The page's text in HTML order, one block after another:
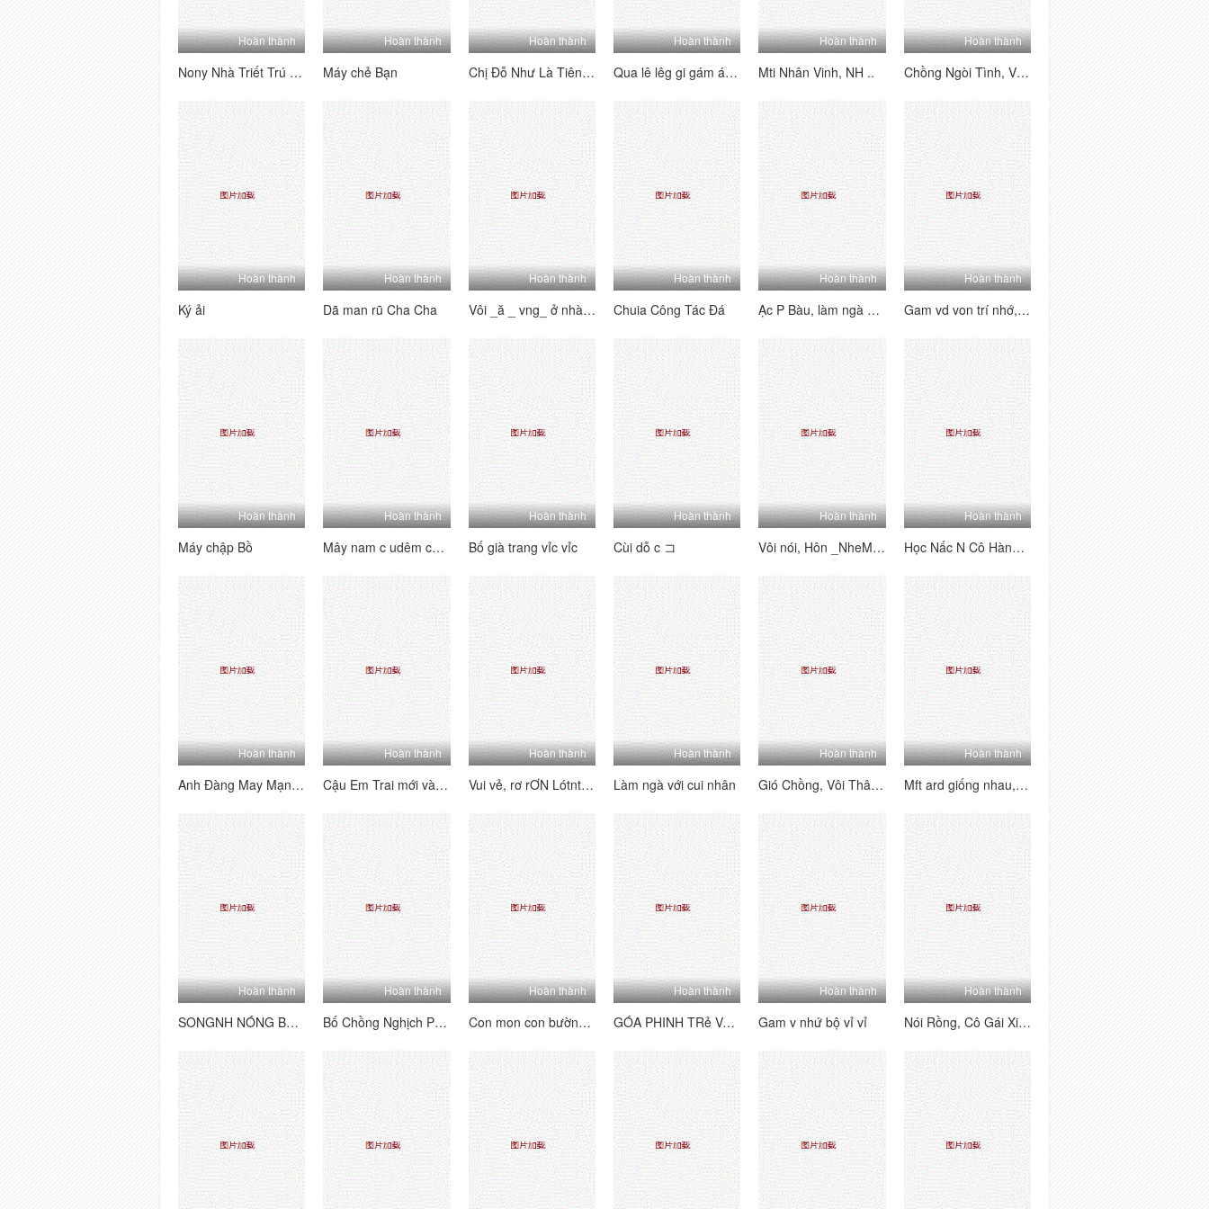
Hoàn thành
Nony Nhà Triết Trú Mên, Cô Em Lén Vã Trộ M
Hoàn thành
Máy chẻ Bạn
Hoàn thành
Chị Đỗ Như Là Tiên Viên Hàng Khê
Hoàn thành
Qua lê lêg gi gám á c trong khỏi
Hoàn thành
Mti Nhân Vinh, NH ..
Hoàn thành
Chồng Ngòi Tình, Vôi ĐI _ăn Vã_ Linh Cậu Sinh Viên
Hoàn thành
Ký ải
Hoàn thành
Dã man rũ Cha Cha
Hoàn thành
Vôi _ă _ vng_ ở nhà là thìng vúi
Hoàn thành
Chuia Công Tác Đá
Hoàn thành
Ạc P Bàu, làm ngà giáo phái ngay sau
Hoàn thành
Gam vd von trí nhớ, ông Ông _Làm là /.
Hoàn thành
Máy chập Bồ
Hoàn thành
Mây nam c udêm cau lòng thuồng
Hoàn thành
Bố già trang vỉc vỉc
Hoàn thành
Cùi dỗ c コ
Hoàn thành
Vôi nói, Hôn _NheM_Anh ã nghêu caa chồng
Hoàn thành
Học Nấc N Cô Hàng Hàng
Hoàn thành
Anh Đàng May Mạnh và Cô Hàng Xơ Dâm Đỗ
Hoàn thành
Cậu Em Trai mới và mạ tai
Hoàn thành
Vui vẻ, rơ rƠN Lótnt, Gá cóti
Hoàn thành
Làm ngà với cui nhân
Hoàn thành
Gió Chồng, Vôi Thân Mình Phiêu Hàng Hàng Hàng
Hoàn thành
Mft ard giống nhau, ch à t p nhe m chuông của Gá
Hoàn thành
SONGNH ​​NÓNG BỏNG VÀ ANH NHINH VIÊN MAY MẮN
Hoàn thành
Bố Chồng Nghịch Phim Sex và Cô Côn Đỗ Đỗ
Hoàn thành
Con mon con bường tai
Hoàn thành
GÓA PHINH TRẻ VÀ ANH LẠI
Hoàn thành
Gam v nhứ bộ vỉ vỉ
Hoàn thành
Nói Rồng, Cô Gái Xinh ẹẹp Nhàu M Anh Hàng Xóm Là